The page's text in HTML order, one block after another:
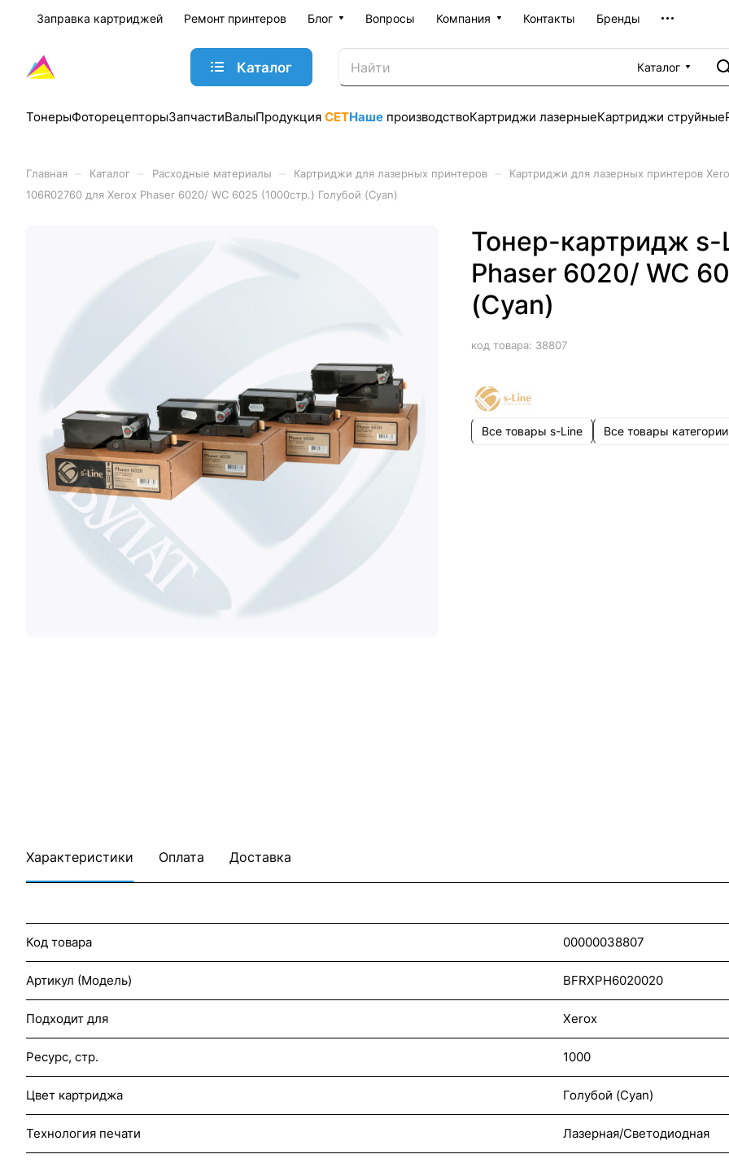
Заправка картриджей Ремонт принтеров Блог Вопросы Компания Контакты Бренды
Каталог
Каталог
ТонерыФоторецепторыЗапчастиВалыПродукция CETНаше производствоКартриджи лазерныеКартриджи струйные
Главная Каталог Расходные материалы Картриджи для лазерных принтеров Картриджи для лазерных принтеров
106R02760 для Xerox Phaser 6020/ WC 6025 (1000стр.) Голубой (Cyan)
Тонер-картридж s-
Phaser 6020/ WC
(Cyan)
код товара: 38807
Все товары s-Line Все товары категории
Характеристики Оплата Доставка
Код товара 00000038807
Артикул (Модель) BFRXPH6020020
Подходит для Xerox
Ресурс, стр. 1000
Цвет картриджа Голубой (Cyan)
Технология печати Лазерная/Светодиодная